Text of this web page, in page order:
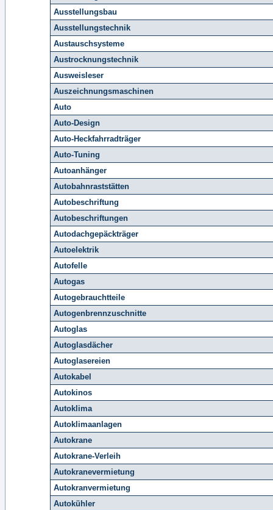
Ausstellungsbau
Ausstellungstechnik
Austauschsysteme
Austrocknungstechnik
Ausweisleser
Auszeichnungsmaschinen
Auto
Auto-Design
Auto-Heckfahrradträger
Auto-Tuning
Autoanhänger
Autobahnraststätten
Autobeschriftung
Autobeschriftungen
Autodachgepäckträger
Autoelektrik
Autofelle
Autogas
Autogebrauchtteile
Autogenbrennzuschnitte
Autoglas
Autoglasdächer
Autoglasereien
Autokabel
Autokinos
Autoklima
Autoklimaanlagen
Autokrane
Autokrane-Verleih
Autokranevermietung
Autokranvermietung
Autokühler